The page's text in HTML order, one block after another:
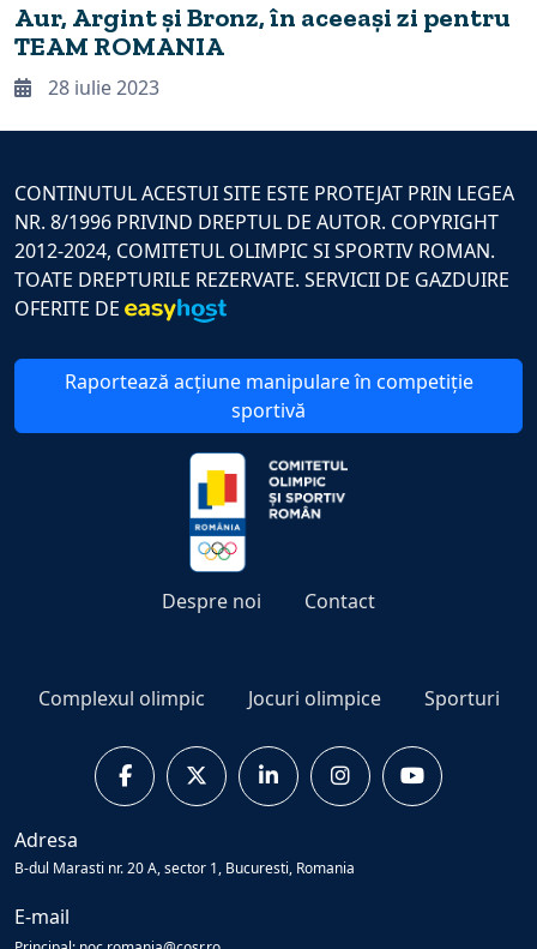
Aur, Argint și Bronz, în aceeași zi pentru
TEAM ROMANIA
28 iulie 2023
CONTINUTUL ACESTUI SITE ESTE PROTEJAT PRIN LEGEA
NR. 8/1996 PRIVIND DREPTUL DE AUTOR. COPYRIGHT
2012-2024, COMITETUL OLIMPIC SI SPORTIV ROMAN.
TOATE DREPTURILE REZERVATE. SERVICII DE GAZDUIRE
OFERITE DE
Raportează acțiune manipulare în competiție
sportivă
Despre noi Contact
Complexul olimpic Jocuri olimpice Sporturi
Adresa
B-dul Marasti nr. 20 A, sector 1, Bucuresti, Romania
E-mail